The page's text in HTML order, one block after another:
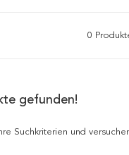
0
gefunden!
Suchkriterien und